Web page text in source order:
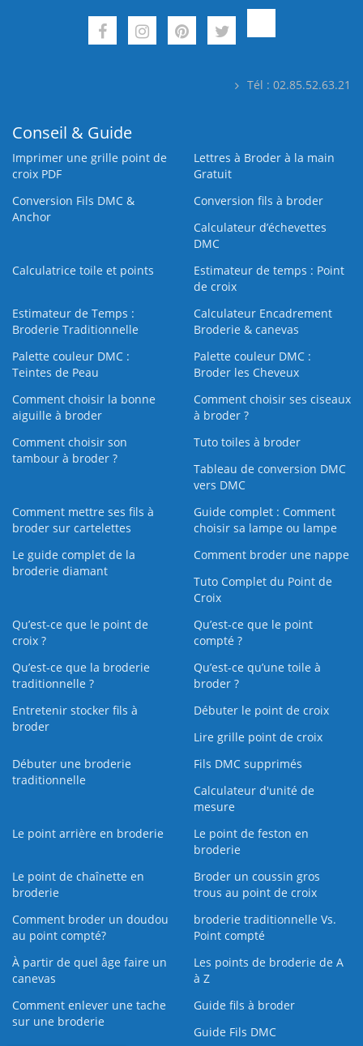
Tél : 02.85.52.63.21
Conseil & Guide
Imprimer une grille point de
croix PDF
Lettres à Broder à la main
Gratuit
Conversion Fils DMC &
Anchor
Conversion fils à broder
Calculateur d’échevettes
DMC
Calculatrice toile et points
Estimateur de temps : Point
de croix
Estimateur de Temps :
Broderie Traditionnelle
Calculateur Encadrement
Broderie & canevas
Palette couleur DMC :
Teintes de Peau
Palette couleur DMC :
Broder les Cheveux
Comment choisir la bonne
aiguille à broder
Comment choisir ses ciseaux
à broder ?
Comment choisir son
tambour à broder ?
Tuto toiles à broder
Tableau de conversion DMC
vers DMC
Comment mettre ses fils à
broder sur cartelettes
Guide complet : Comment
choisir sa lampe ou lampe
Le guide complet de la
broderie diamant
Comment broder une nappe
Tuto Complet du Point de
Croix
Qu’est-ce que le point de
croix ?
Qu’est-ce que le point
compté ?
Qu’est-ce que la broderie
traditionnelle ?
Qu’est‑ce qu’une toile à
broder ?
Entretenir stocker fils à
broder
Débuter le point de croix
Lire grille point de croix
Débuter une broderie
traditionnelle
Fils DMC supprimés
Calculateur d'unité de
mesure
Le point arrière en broderie
Le point de feston en
broderie
Le point de chaînette en
broderie
Broder un coussin gros
trous au point de croix
Comment broder un doudou
au point compté?
broderie traditionnelle Vs.
Point compté
À partir de quel âge faire un
canevas
Les points de broderie de A
à Z
Comment enlever une tache
sur une broderie
Guide fils à broder
Guide Fils DMC